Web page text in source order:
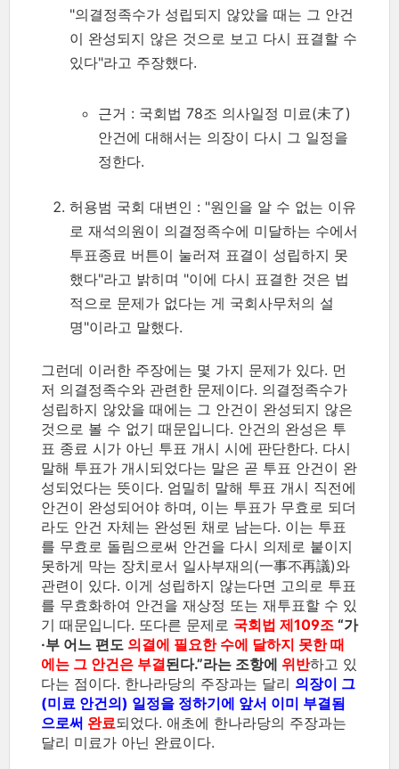
"의결정족수가 성립되지 않았을 때는 그 안건
이 완성되지 않은 것으로 보고 다시 표결할 수
있다"라고 주장했다.
근거 : 국회법 78조 의사일정 미료(未了)
안건에 대해서는 의장이 다시 그 일정을
정한다.
허용범 국회 대변인 : "원인을 알 수 없는 이유
로 재석의원이 의결정족수에 미달하는 수에서
투표종료 버튼이 눌러져 표결이 성립하지 못
했다"라고 밝히며 "이에 다시 표결한 것은 법
적으로 문제가 없다는 게 국회사무처의 설
명"이라고 말했다.
그런데 이러한 주장에는 몇 가지 문제가 있다. 먼
저 의결정족수와 관련한 문제이다. 의결정족수가
성립하지 않았을 때에는 그 안건이 완성되지 않은
것으로 볼 수 없기 때문입니다. 안건의 완성은 투
표 종료 시가 아닌 투표 개시 시에 판단한다. 다시
말해 투표가 개시되었다는 말은 곧 투표 안건이 완
성되었다는 뜻이다. 엄밀히 말해 투표 개시 직전에
안건이 완성되어야 하며, 이는 투표가 무효로 되더
라도 안건 자체는 완성된 채로 남는다. 이는 투표
를 무효로 돌림으로써 안건을 다시 의제로 붙이지
못하게 막는 장치로서 일사부재의(一事不再議)와
관련이 있다. 이게 성립하지 않는다면 고의로 투표
를 무효화하여 안건을 재상정 또는 재투표할 수 있
기 때문입니다. 또다른 문제로 국회법 제109조 “가
·부 어느 편도 의결에 필요한 수에 달하지 못한 때
에는 그 안건은 부결된다.”라는 조항에 위반하고 있
다는 점이다. 한나라당의 주장과는 달리 의장이 그
(미료 안건의) 일정을 정하기에 앞서 이미 부결됨
으로써 완료되었다. 애초에 한나라당의 주장과는
달리 미료가 아닌 완료이다.